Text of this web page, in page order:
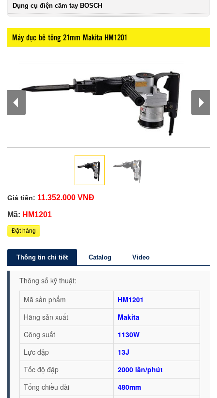
Dụng cụ điện cầm tay BOSCH
Máy đục bê tông 21mm Makita HM1201
Giá tiền: 11.352.000 VNĐ
Mã: HM1201
Đặt hàng
Thông tin chi tiết Catalog Video
Thông số kỹ thuật:
Mã sản phẩm
HM1201
Hãng sản xuất
Makita
Công suất
1130W
Lực đập
13J
Tốc độ đập
2000 lần/phút
Tổng chiều dài
480mm